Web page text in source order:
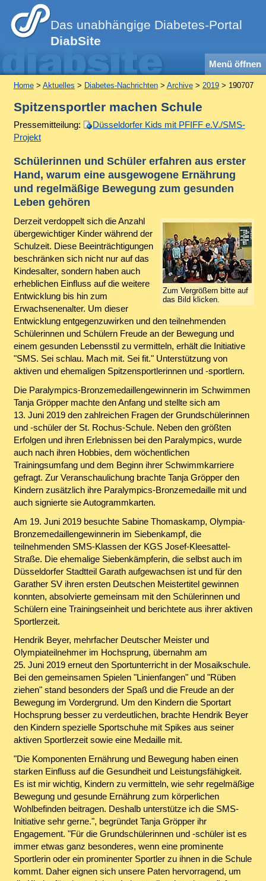
Das unabhängige Diabetes-Portal
DiabSite
Menü öffnen
Home> Aktuelles > Diabetes-Nachrichten> Archive> 2019> 190707
Spitzensportler machen Schule
Pressemitteilung:
Düsseldorfer Kids mit PFIFF e.V./SMS-
Projekt
Schülerinnen und Schüler erfahren aus erster
Hand, warum eine ausgewogene Ernährung
und regelmäßige Bewegung zum gesunden
Leben gehören
Zum Vergrößern bitte auf
das Bild klicken.
Derzeit verdoppelt sich die Anzahl
übergewichtiger Kinder während der
Schulzeit. Diese Beeinträchtigungen
beschränken sich nicht nur auf das
Kindesalter, sondern haben auch
erheblichen Einfluss auf die weitere
Entwicklung bis hin zum
Erwachsenenalter. Um dieser
Entwicklung entgegenzuwirken und den teilnehmenden
Schülerinnen und Schülern Freude an der Bewegung und
einem gesunden Lebensstil zu vermitteln, erhält die Initiative
"SMS. Sei schlau. Mach mit. Sei fit." Unterstützung von
aktiven und ehemaligen Spitzensportlerinnen und -sportlern.
Die Paralympics-Bronzemedaillengewinnerin im Schwimmen
Tanja Gröpper machte den Anfang und stellte sich am
13. Juni 2019 den zahlreichen Fragen der Grundschülerinnen
und -schüler der St. Rochus-Schule. Neben den größten
Erfolgen und ihren Erlebnissen bei den Paralympics, wurde
auch nach ihren Hobbies, dem wöchentlichen
Trainingsumfang und dem Beginn ihrer Schwimmkarriere
gefragt. Zur Veranschaulichung brachte Tanja Gröpper den
Kindern zusätzlich ihre Paralympics-Bronzemedaille mit und
auch signierte sie Autogrammkarten.
Am 19. Juni 2019 besuchte Sabine Thomaskamp, Olympia-
Bronzemedaillengewinnerin im Siebenkampf, die
teilnehmenden SMS-Klassen der KGS Josef-Kleesattel-
Straße. Die ehemalige Siebenkämpferin, die selbst auch im
Düsseldorfer Stadtteil Garath aufgewachsen ist und für den
Garather SV ihren ersten Deutschen Meistertitel gewinnen
konnten, absolvierte gemeinsam mit den Schülerinnen und
Schülern eine Trainingseinheit und berichtete aus ihrer aktiven
Sportlerzeit.
Hendrik Beyer, mehrfacher Deutscher Meister und
Olympiateilnehmer im Hochsprung, übernahm am
25. Juni 2019 erneut den Sportunterricht in der Mosaikschule.
Bei den gemeinsamen Spielen "Linienfangen" und "Rüben
ziehen" stand besonders der Spaß und die Freude an der
Bewegung im Vordergrund. Um den Kindern die Sportart
Hochsprung besser zu verdeutlichen, brachte Hendrik Beyer
den Kindern spezielle Sportschuhe mit Spikes aus seiner
aktiven Sportlerzeit sowie eine Medaille mit.
"Die Komponenten Ernährung und Bewegung haben einen
starken Einfluss auf die Gesundheit und Leistungsfähigkeit.
Es ist mir wichtig, Kindern zu vermitteln, wie sehr regelmäßige
Bewegung und gesunde Ernährung zum körperlichen
Wohlbefinden beitragen. Deshalb unterstütze ich die SMS-
Initiative sehr gerne.", begründet Tanja Gröpper ihr
Engagement. "Für die Grundschülerinnen und -schüler ist es
immer etwas ganz besonderes, wenn eine prominente
Sportlerin oder ein prominenter Sportler zu ihnen in die Schule
kommt. Daher eignen sich unsere Paten hervorragend, um